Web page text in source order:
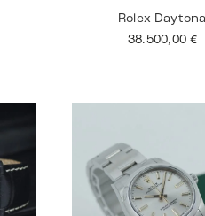
Rolex Daytona
38.500,00 €